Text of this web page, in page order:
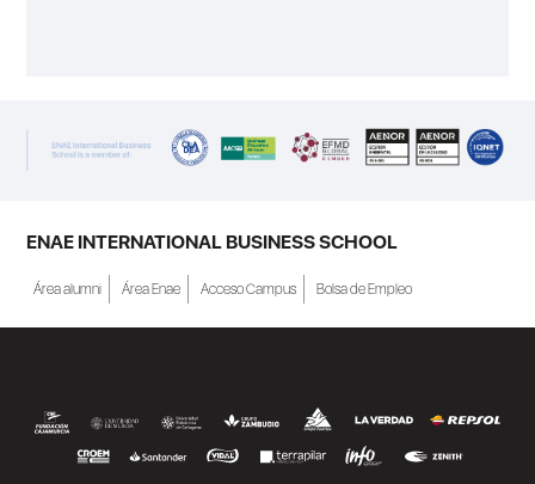
ENAE INTERNATIONAL BUSINESS SCHOOL
Área alumni Área Enae Acceso Campus Bolsa de Empleo